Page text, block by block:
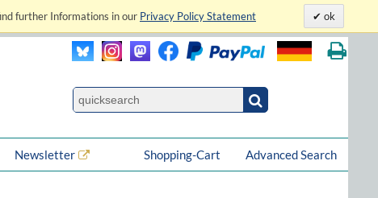
further Informations in our Privacy Policy Statement ok
Newsletter Advanced Search
Shopping-Cart